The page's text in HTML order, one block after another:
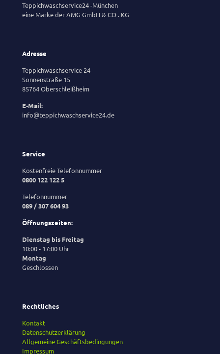
Teppichwaschservice24 -München
eine Marke der AMG GmbH & CO . KG
Adresse
Teppichwaschservice 24
Sonnenstraße 15
85764 Oberschleißheim
E-Mail:
info@teppichwaschservice24.de
Service
Kostenfreie Telefonnummer
0800 122 122 5
Telefonnummer
089 / 307 604 93
Öffnungszeiten:
Dienstag bis Freitag
10:00 - 17:00 Uhr
Montag
Geschlossen
Rechtliches
Kontakt
Datenschutzerklärung
Allgemeine Geschäftsbedingungen
Impressum